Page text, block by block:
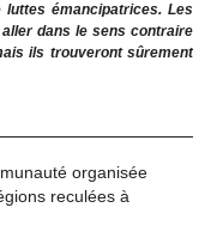
émancipatrices. Les
dans le sens contraire
ils trouveront sûrement
organisée
reculées à